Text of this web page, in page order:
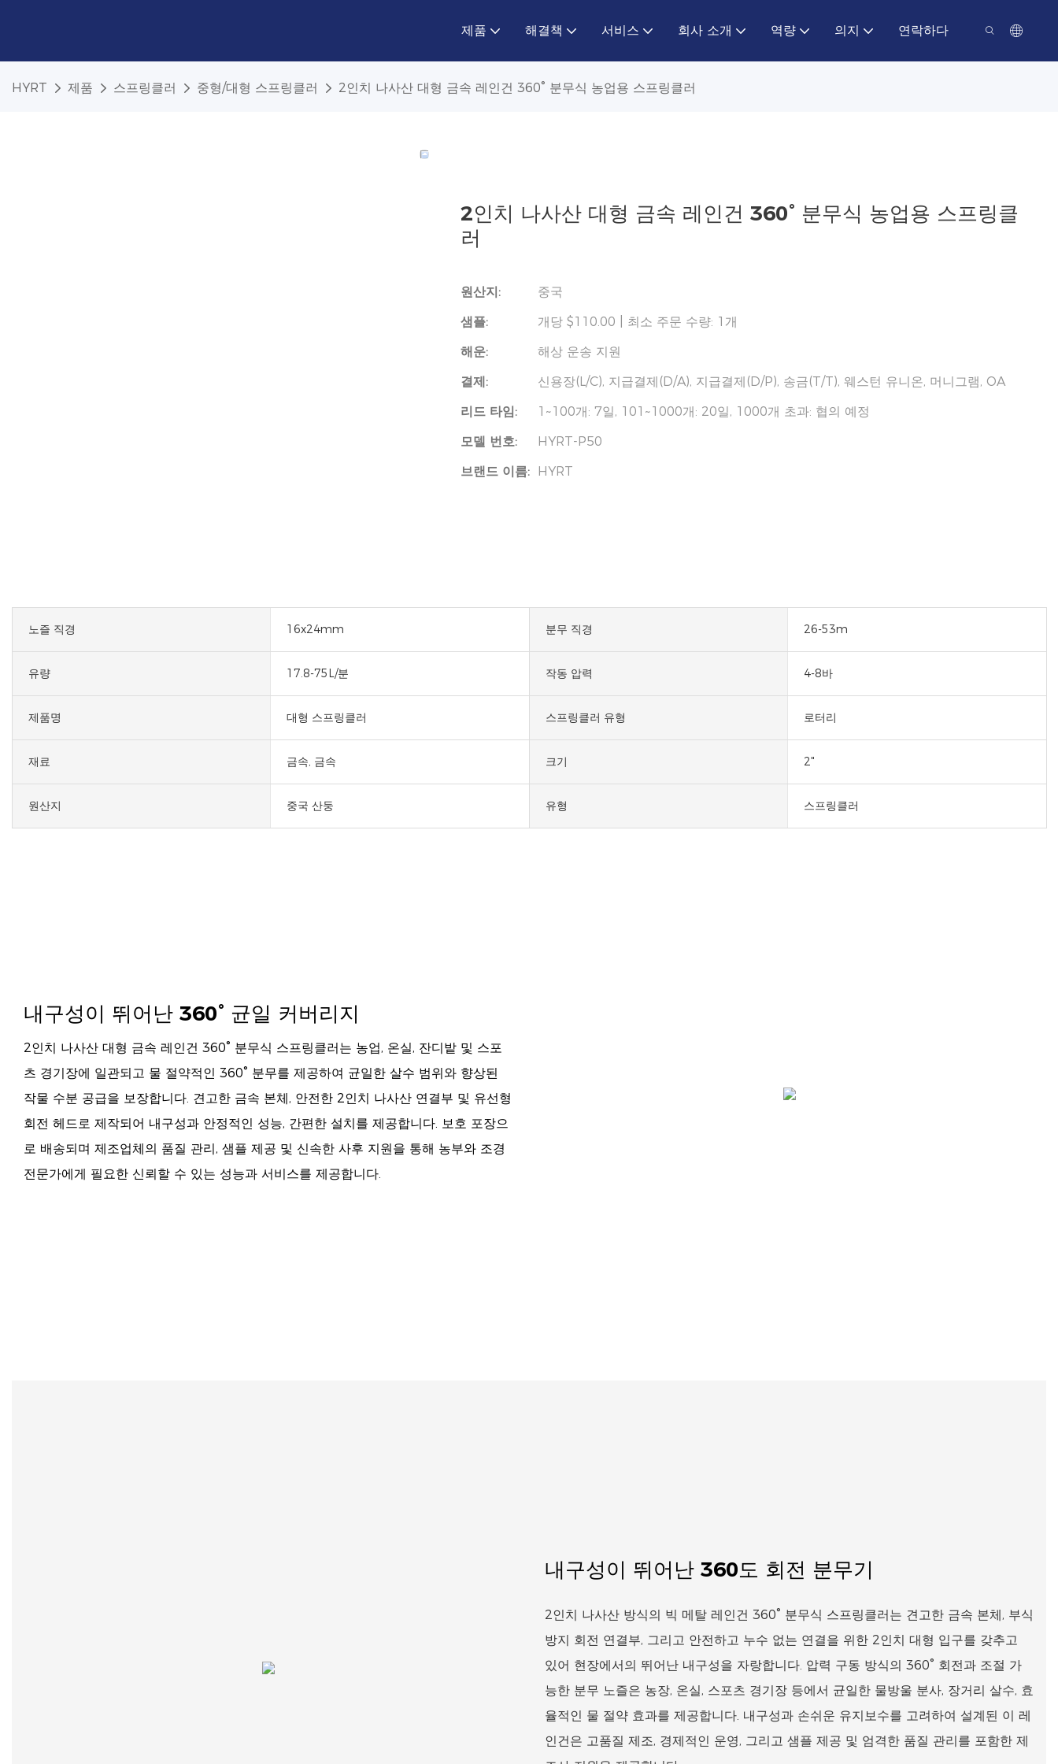
제품 해결책 서비스 회사 소개 역량 의지 연락하다
HYRT 제품 스프링클러 중형/대형 스프링클러 2인치 나사산 대형 금속 레인건 360° 분무식 농업용 스프링클러
2인치 나사산 대형 금속 레인건 360° 분무식 농업용 스프링클
러
원산지:
중국
샘플:
개당 $110.00 | 최소 주문 수량: 1개
해운:
해상 운송 지원
결제:
신용장(L/C), 지급결제(D/A), 지급결제(D/P), 송금(T/T), 웨스턴 유니온, 머니그램, OA
리드 타임:
1~100개: 7일, 101~1000개: 20일, 1000개 초과: 협의 예정
모델 번호:
HYRT-P50
브랜드 이름: HYRT
노즐 직경 16x24mm 분무 직경 26-53m
유량 17.8-75L/분 작동 압력 4-8바
제품명 대형 스프링클러 스프링클러 유형 로터리
재료 금속, 금속 크기 2"
원산지 중국 산둥 유형 스프링클러
내구성이 뛰어난 360° 균일 커버리지
2인치 나사산 대형 금속 레인건 360° 분무식 스프링클러는 농업, 온실, 잔디밭 및 스포
츠 경기장에 일관되고 물 절약적인 360° 분무를 제공하여 균일한 살수 범위와 향상된
작물 수분 공급을 보장합니다. 견고한 금속 본체, 안전한 2인치 나사산 연결부 및 유선형
회전 헤드로 제작되어 내구성과 안정적인 성능, 간편한 설치를 제공합니다. 보호 포장으
로 배송되며 제조업체의 품질 관리, 샘플 제공 및 신속한 사후 지원을 통해 농부와 조경
전문가에게 필요한 신뢰할 수 있는 성능과 서비스를 제공합니다.
내구성이 뛰어난 360도 회전 분무기
2인치 나사산 방식의 빅 메탈 레인건 360° 분무식 스프링클러는 견고한 금속 본체, 부식
방지 회전 연결부, 그리고 안전하고 누수 없는 연결을 위한 2인치 대형 입구를 갖추고
있어 현장에서의 뛰어난 내구성을 자랑합니다. 압력 구동 방식의 360° 회전과 조절 가
능한 분무 노즐은 농장, 온실, 스포츠 경기장 등에서 균일한 물방울 분사, 장거리 살수, 효
율적인 물 절약 효과를 제공합니다. 내구성과 손쉬운 유지보수를 고려하여 설계된 이 레
인건은 고품질 제조, 경제적인 운영, 그리고 샘플 제공 및 엄격한 품질 관리를 포함한 제